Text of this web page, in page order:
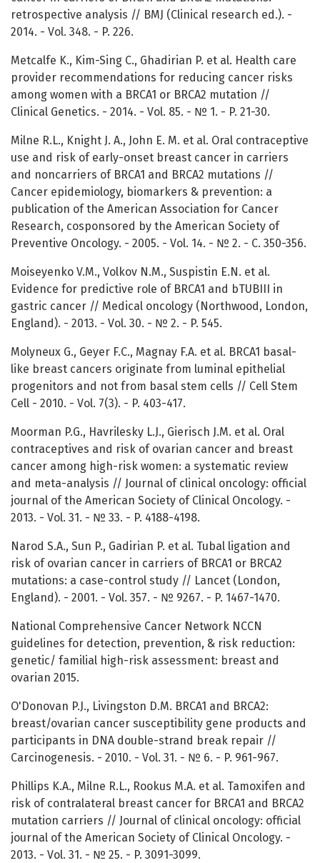
retrospective analysis // BMJ (Clinical research ed.). -
2014. - Vol. 348. - P. 226.
Metcalfe K., Kim-Sing C., Ghadirian P. et al. Health care
provider recommendations for reducing cancer risks
among women with a BRCA1 or BRCA2 mutation //
Clinical Genetics. - 2014. - Vol. 85. - № 1. - P. 21-30.
Milne R.L., Knight J. A., John E. M. et al. Oral contraceptive
use and risk of early-onset breast cancer in carriers
and noncarriers of BRCA1 and BRCA2 mutations //
Cancer epidemiology, biomarkers & prevention: a
publication of the American Association for Cancer
Research, cosponsored by the American Society of
Preventive Oncology. - 2005. - Vol. 14. - № 2. - C. 350-356.
Moiseyenko V.M., Volkov N.M., Suspistin E.N. et al.
Evidence for predictive role of BRCA1 and bTUBIII in
gastric cancer // Medical oncology (Northwood, London,
England). - 2013. - Vol. 30. - № 2. - P. 545.
Molyneux G., Geyer F.C., Magnay F.A. et al. BRCA1 basal-
like breast cancers originate from luminal epithelial
progenitors and not from basal stem cells // Cell Stem
Cell - 2010. - Vol. 7(3). - P. 403-417.
Moorman P.G., Havrilesky L.J., Gierisch J.M. et al. Oral
contraceptives and risk of ovarian cancer and breast
cancer among high-risk women: a systematic review
and meta-analysis // Journal of clinical oncology: official
journal of the American Society of Clinical Oncology. -
2013. - Vol. 31. - № 33. - P. 4188-4198.
Narod S.A., Sun P., Gadirian P. et al. Tubal ligation and
risk of ovarian cancer in carriers of BRCA1 or BRCA2
mutations: a case-control study // Lancet (London,
England). - 2001. - Vol. 357. - № 9267. - P. 1467-1470.
National Comprehensive Cancer Network NCCN
guidelines for detection, prevention, & risk reduction:
genetic/ familial high-risk assessment: breast and
ovarian 2015.
O'Donovan P.J., Livingston D.M. BRCA1 and BRCA2:
breast/ovarian cancer susceptibility gene products and
participants in DNA double-strand break repair //
Carcinogenesis. - 2010. - Vol. 31. - № 6. - P. 961-967.
Phillips K.A., Milne R.L., Rookus M.A. et al. Tamoxifen and
risk of contralateral breast cancer for BRCA1 and BRCA2
mutation carriers // Journal of clinical oncology: official
journal of the American Society of Clinical Oncology. -
2013. - Vol. 31. - № 25. - P. 3091-3099.